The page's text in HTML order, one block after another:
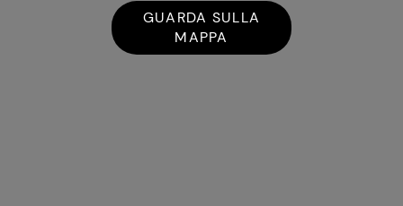
GUARDA SULLA
MAPPA